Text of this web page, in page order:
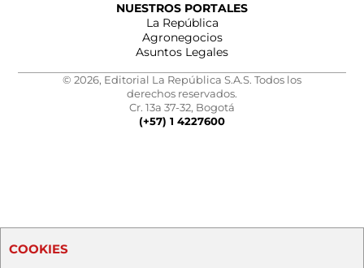
NUESTROS PORTALES
La República
Agronegocios
Asuntos Legales
© 2026, Editorial La República S.A.S. Todos los
derechos reservados.
Cr. 13a 37-32, Bogotá
(+57) 1 4227600
COOKIES